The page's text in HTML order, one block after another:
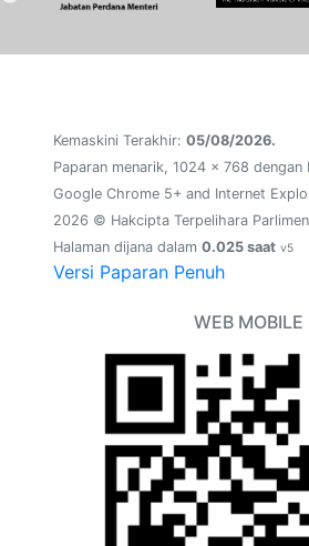
Kemaskini Terakhir: 05/08/2026.
Paparan menarik, 1024 x 768
Google Chrome 5+ and Internet
2026 © Hakcipta Terpelihara
Halaman dijana dalam 0.025 saat v5
Versi Paparan Penuh
WEB MOBILE